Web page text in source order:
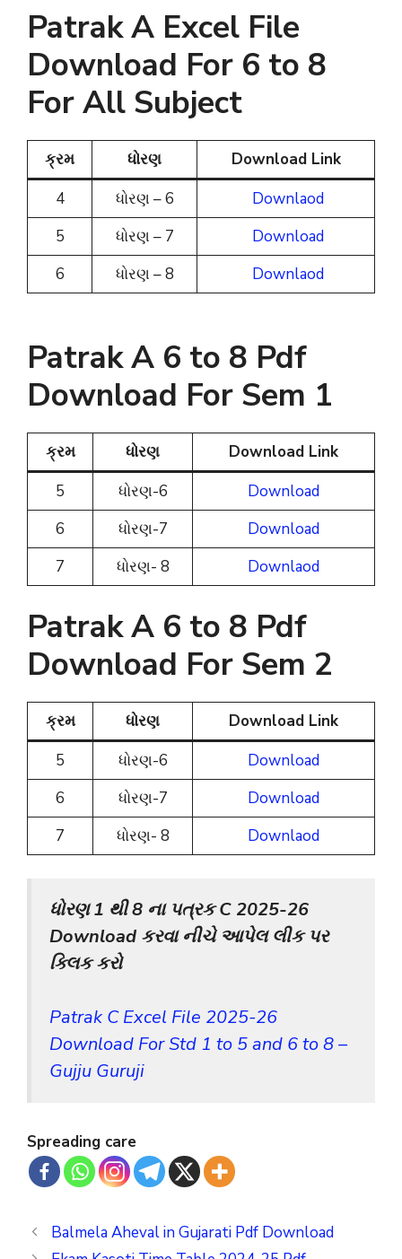
Patrak A Excel File
Download For 6 to 8
For All Subject
ક્રમ ધોરણ
Download Link
4
ધોરણ – 6
Downlaod
5
ધોરણ – 7
Download
6
ધોરણ – 8 Downlaod
Patrak A 6 to 8 Pdf
Download For Sem 1
ક્રમ ધોરણ
Download Link
5
ધોરણ-6
Download
6
ધોરણ-7
Download
7
ધોરણ- 8 Downlaod
Patrak A 6 to 8 Pdf
Download For Sem 2
ક્રમ ધોરણ
Download Link
5
ધોરણ-6
Download
6
ધોરણ-7
Download
7
ધોરણ- 8 Downlaod
ધોરણ 1 થી 8 ના પત્રક C 2025-26
Download કરવા નીચે આપેલ લીક પર
ક્લિક કરો
Patrak C Excel File 2025-26
Download For Std 1 to 5 and 6 to 8 –
Gujju Guruji
Spreading care
Balmela Aheval in Gujarati Pdf Download